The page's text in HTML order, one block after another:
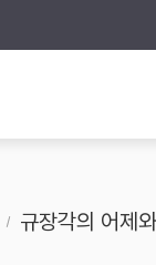
과 연동 자료
규장각의 어제